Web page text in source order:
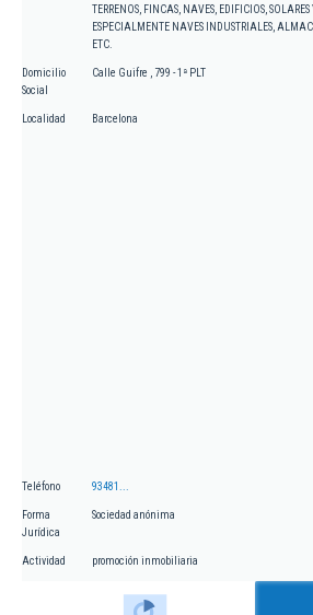
TERRENOS, FINCAS, NAVES, EDIFICIOS,
ESPECIALMENTE NAVES INDUSTRIALES,
ETC.
Domicilio
Social
Calle Guifre , 799 - 1ª PLT
Localidad Barcelona
Teléfono 93481...
Forma
Jurídica
Sociedad anónima
Actividad promoción inmobiliaria